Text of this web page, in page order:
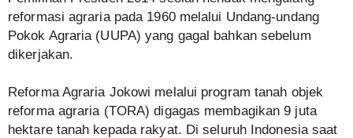
reformasi agraria pada 1960 melalui Undang-undang
Pokok Agraria (UUPA) yang gagal bahkan sebelum
dikerjakan.
Reforma Agraria Jokowi melalui program tanah objek
reforma agraria (TORA) digagas membagikan 9 juta
hektare tanah kepada rakyat. Di seluruh Indonesia saat